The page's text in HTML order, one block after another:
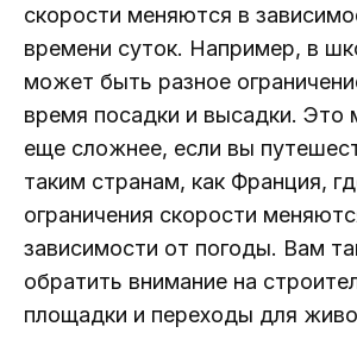
скорости меняются в
времени суток. Например, в
может быть разное
время посадки и высадки. Это
еще сложнее, если вы
таким странам, как Франция,
ограничения скорости
зависимости от погоды. Вам
обратить внимание на
площадки и переходы для